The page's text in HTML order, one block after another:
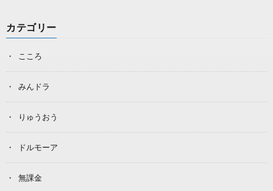
カテゴリー
こころ
みんドラ
りゅうおう
ドルモーア
無課金